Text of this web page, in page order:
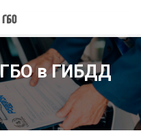
ГБО в ГИБДД